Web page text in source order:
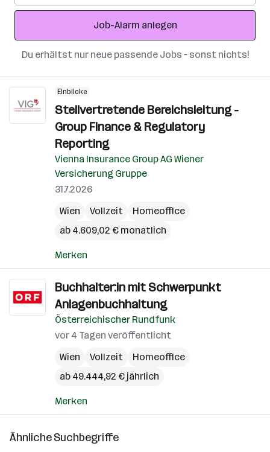
Adresse
Job-Alarm anlegen
Du erhältst nur neue passende Jobs – sonst nichts!
Einblicke
Stellvertretende Bereichsleitung -
Group Finance & Regulatory
Reporting
Vienna Insurance Group AG Wiener
Versicherung Gruppe
31.7.2026
Wien
Vollzeit
Homeoffice
ab 4.609,02 € monatlich
Merken
Buchhalter:in mit Schwerpunkt
Anlagenbuchhaltung
Österreichischer Rundfunk
vor 4 Tagen veröffentlicht
Wien
Vollzeit
Homeoffice
ab 49.444,92 € jährlich
Merken
Ähnliche Suchbegriffe